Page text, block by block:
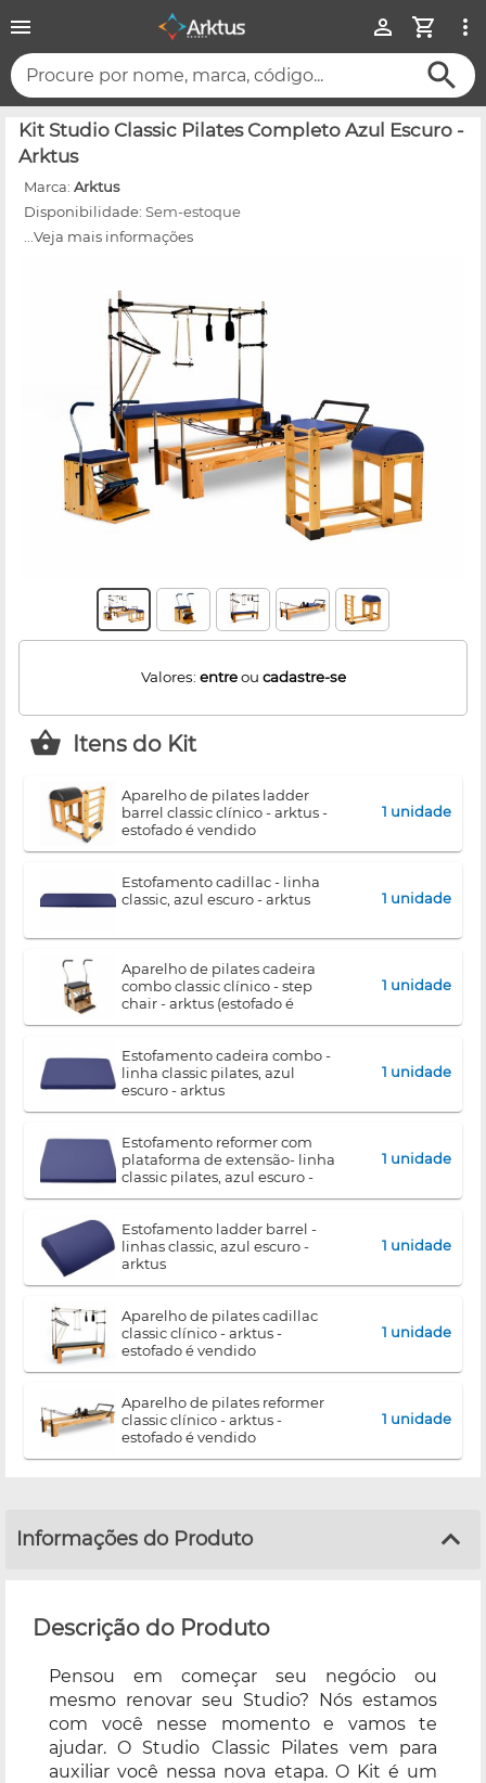
Procure por nome, marca, código...
Kit Studio Classic Pilates Completo Azul Escuro -
Arktus
Marca: Arktus
Disponibilidade: Sem-estoque
...Veja mais informações
Valores: entreou cadastre-se
Itens do Kit
aparelho de pilates ladder
barrel classic clínico - arktus -
estofado é vendido
1 unidade
estofamento cadillac - linha
classic, azul escuro - arktus
1 unidade
aparelho de pilates cadeira
combo classic clínico - step
chair - arktus (estofado é
1 unidade
estofamento cadeira combo -
linha classic pilates, azul
escuro - arktus
1 unidade
estofamento reformer com
plataforma de extensão- linha
classic pilates, azul escuro -
1 unidade
estofamento ladder barrel -
linhas classic, azul escuro -
arktus
1 unidade
aparelho de pilates cadillac
classic clínico - arktus -
estofado é vendido
1 unidade
aparelho de pilates reformer
classic clínico - arktus -
estofado é vendido
1 unidade
Informações do Produto
Descrição do Produto
Pensou em começar seu negócio ou
mesmo renovar seu Studio? Nós estamos
com você nesse momento e vamos te
ajudar. O Studio Classic Pilates vem para
auxiliar você nessa nova etapa. O Kit é um